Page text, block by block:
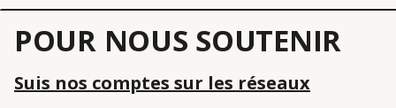
POUR NOUS SOUTENIR
Suis nos comptes sur les réseaux